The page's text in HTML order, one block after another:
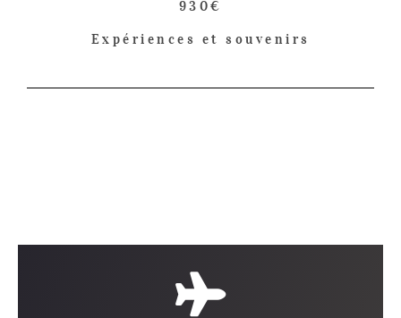
930€
Expériences et souvenirs